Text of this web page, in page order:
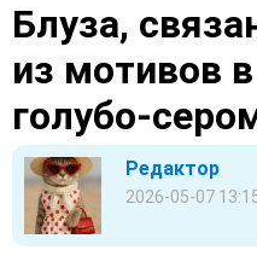
Блуза,
из мотивов
голубо-
Редактор
2026-05-07